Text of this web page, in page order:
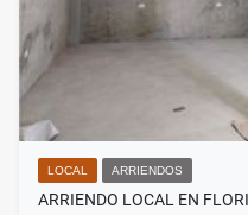
LOCAL ARRIENDOS
ARRIENDO LOCAL EN